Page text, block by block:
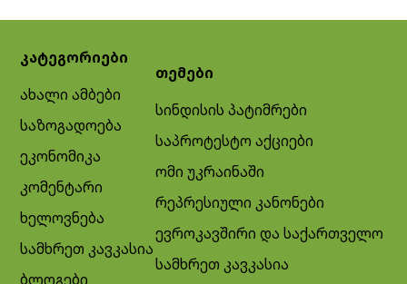
კატეგორიები
ახალი ამბები
საზოგადოება
ეკონომიკა
კომენტარი
ხელოვნება
სამხრეთ კავკასია
ბლოგები
თემები
სინდისის პატიმრები
საპროტესტო აქციები
ომი უკრაინაში
რეპრესიული კანონები
ევროკავშირი და საქართველო
სამხრეთ კავკასია